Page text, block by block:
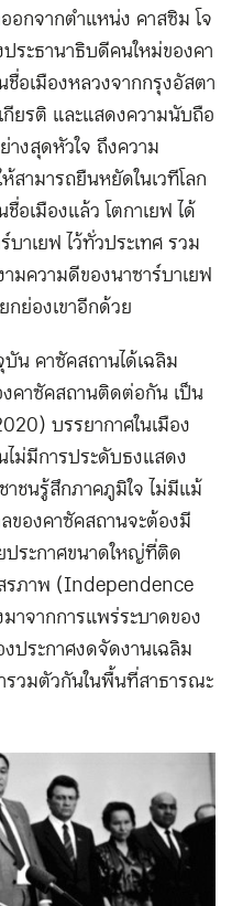
อกจากตำแหน่ง คาสซิม โจ
ระธานาธิบดีคนใหม่ของคา
ชื่อเมืองหลวงจากกรุงอัสตา
กียรติ และแสดงความนับถือ
งสุดหัวใจ ถึงความ
สามารถยืนหยัดในเวทีโลก
อเมืองแล้ว โตกาเยฟ ได้
าเยฟ ไว้ทั่วประเทศ รวม
ความดีของนาซาร์บาเยฟ
ย่องเขาอีกด้วย
คาซัคสถานได้เฉลิม
คาซัคสถานติดต่อกัน เป็น
บรรยากาศในเมือง
ม่มีการประดับธงแสดง
ชนรู้สึกภาคภูมิใจ ไม่มีแม้
ของคาซัคสถานจะต้องมี
ระกาศขนาดใหญ่ที่ติด
รภาพ (Independence
าจากการแพร่ระบาดของ
ประกาศงดจัดงานเฉลิม
รวมตัวกันในพื้นที่สาธารณะ